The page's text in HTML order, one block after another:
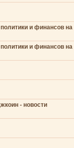
и финансов на
и финансов на
- новости